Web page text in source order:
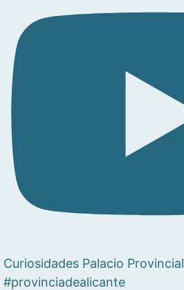
Curiosidades Palacio Provincial
#provinciadealicante